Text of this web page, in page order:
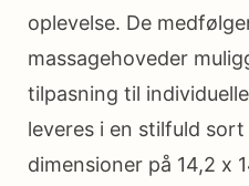
oplevelse. De
massagehoveder
tilpasning til
leveres i en stilfuld
dimensioner på 14,2 x